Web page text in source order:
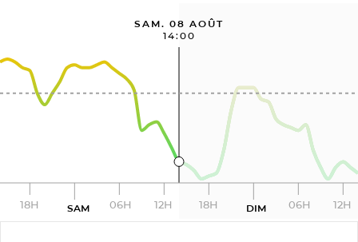
SAM. 08 AOÛT
14:00
18H SAM 06H 12H 18H DIM 06H 12H